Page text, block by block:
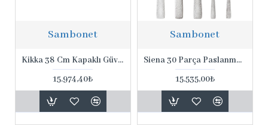
Sambonet
Kikka 38 Cm Kapaklı Güveç Tenceresi
15.974,40₺
Sambonet
Siena 30 Parça Paslanmaz Çelik Set
15.535,00₺